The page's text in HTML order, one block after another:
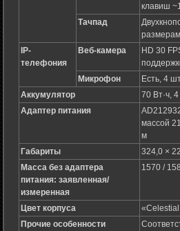
клавиш
Тачпад
IP-
телефония
Веб-камера
HD 30
Микрофон
Есть, 4
Аккумулятор
70 Вт·ч,
Адаптер питания
массой
м
Габариты
324,0 ×
Масса без адаптера
питания: заявленная/
измеренная
1570 /
Цвет корпуса
Прочие особенности